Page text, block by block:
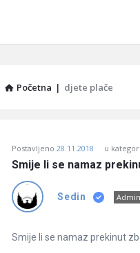
Početna | djete plače
Učene
Latest
Pitanja
Postavljeno 28.11.2018 u
Smije li se namaz
Sedin Admin
Smije li se namaz prekinut